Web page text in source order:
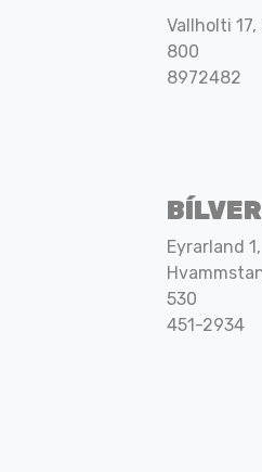
Vallholti
800
8972482
Eyrarland 1,
530
451-2934